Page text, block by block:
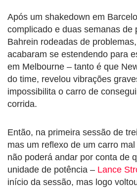
Após um shakedown em
complicado e duas semanas de
Bahrein rodeadas de
acabaram se estendendo para
em Melbourne – tanto é que
do time, revelou vibrações
impossibilita o carro de
corrida.
Então, na primeira sessão de
mas um reflexo de um carro
não poderá andar por conta de
unidade de potência – Lance
início da sessão, mas logo